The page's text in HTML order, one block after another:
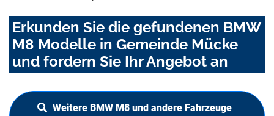
Erkunden Sie die gefundenen BMW
M8 Modelle in Gemeinde Mücke
und fordern Sie Ihr Angebot an
Weitere BMW M8 und andere Fahrzeuge